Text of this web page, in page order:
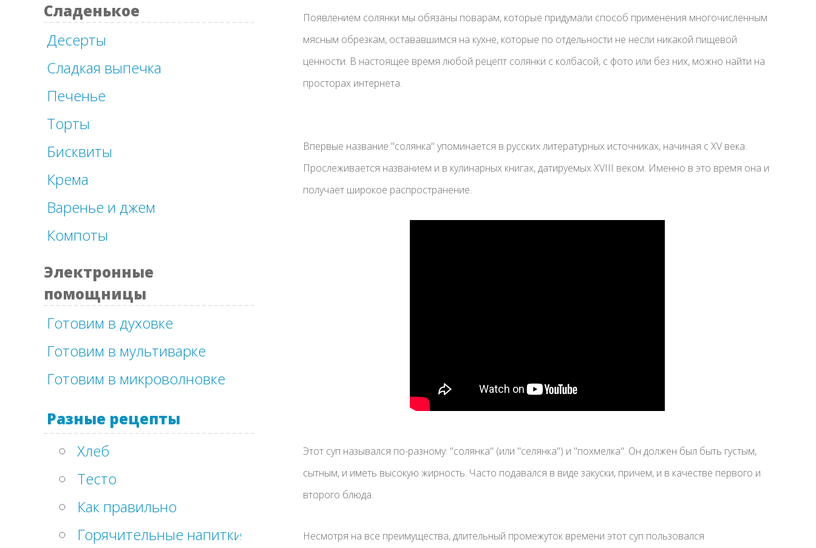
Сладенькое
Десерты
Сладкая выпечка
Печенье
Торты
Бисквиты
Крема
Варенье и джем
Компоты
Электронные
помощницы
Готовим в духовке
Готовим в мультиварке
Готовим в микроволновке
Разные рецепты
Хлеб
Тесто
Как правильно
Горячительные напитки
Появлением солянки мы обязаны поварам, которые придумали способ применения многочисленным
мясным обрезкам, остававшимся на кухне, которые по отдельности не несли никакой пищевой
ценности. В настоящее время любой рецепт солянки с колбасой, с фото или без них, можно найти на
просторах интернета.
Впервые название "солянка" упоминается в русских литературных источниках, начиная с XV века.
Прослеживается названием и в кулинарных книгах, датируемых XVIII веком. Именно в это время она и
получает широкое распространение.
Этот суп назывался по-разному: "солянка" (или "селянка") и "похмелка". Он должен был быть густым,
сытным, и иметь высокую жирность. Часто подавался в виде закуски, причем, и в качестве первого и
второго блюда.
Несмотря на все преимущества, длительный промежуток времени этот суп пользовался